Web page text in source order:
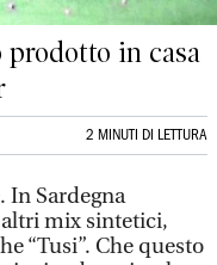
in casa
2 MINUTI DI LETTURA
In Sardegna
mix sintetici,
“Tusi”. Che questo